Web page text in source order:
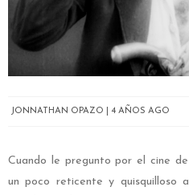
JONNATHAN OPAZO 4 AÑOS AGO
Cuando le pregunto por el cine
un poco reticente y quisquilloso